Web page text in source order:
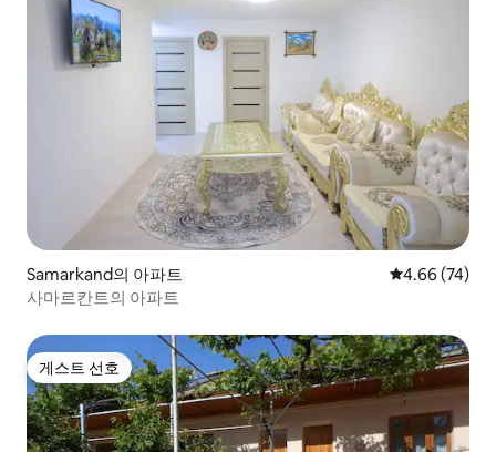
Samarkand의 아파트 평점 4.66점(5
4.66 (74)
사마르칸트의 아파트
게스트 선호
게스트 선호